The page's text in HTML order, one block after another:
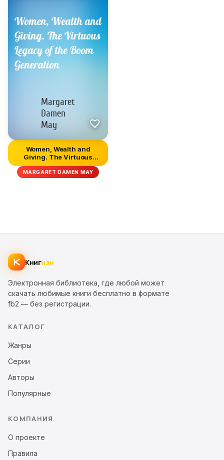
Women, Wealth and
Giving. The Virtuous
Legacy of t...
MARGARET DAMEN MAY
Книгизм
Электронная библиотека, где любой может
скачать любимые книги бесплатно в формате
fb2 — без регистрации.
КАТАЛОГ
Жанры
Серии
Авторы
Популярные
КОМПАНИЯ
О проекте
Правила